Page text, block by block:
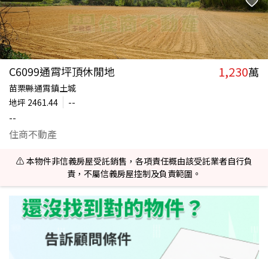
C6099通霄坪頂休閒地 1,230萬
苗栗縣通霄鎮土城
地坪 2461.44
--
--
住商不動產
⚠️ 本物件非信義房屋受託銷售，各項責任概由該受託業者自行負
責，不屬信義房屋控制及負責範圍。